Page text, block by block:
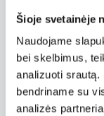
Šioje svetainėje
Naudojame
bei skelbimus,
analizuoti srautą.
bendriname su
analizės
patarimų
įpakavimo
auksinė, tuo
laidotuvėmis
kurių –
„Tarp tų